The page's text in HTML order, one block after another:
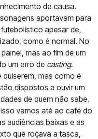
de causa.
aportavam para
apesar de,
como é normal. No
mas ao fim de um
um erro de casting.
quiserem, mas como é
dispostos a ouvir um
de quem não sabe,
vamos até ao café do
audiências baixas e as
que roçava a tasca,